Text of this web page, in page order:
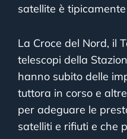
satellite è
La Croce del Nord, il
telescopi della
hanno subito delle
tuttora in corso e
per adeguare le
satelliti e rifiuti e che